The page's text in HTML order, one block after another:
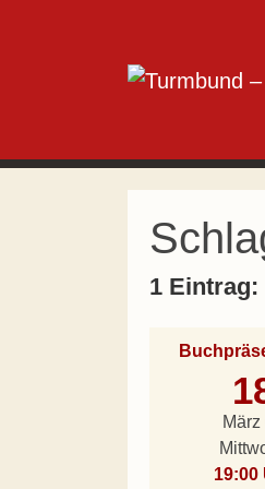
Hauptnavigation
1 Eintrag:
März
19:00